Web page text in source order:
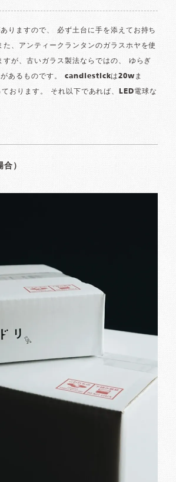
りますので、 必ず土台に手を添えてお持ち
、アンティークランタンのガラスホヤを使
が、古いガラス製法ならではの、 ゆらぎ
があるものです。 candlestickは20wま
ります。 それ以下であれば、LED電球な
）